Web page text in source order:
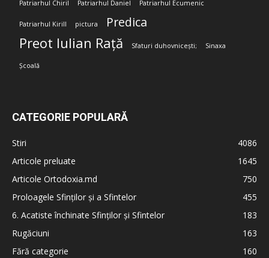
Patriarhul Chiril Patriarhul Daniel Patriarhul Ecumenic
Patriarhul Kirill pictura Predica
Preot Iulian Rață Sfaturi duhovnicești; Sinaxa
Școală
CATEGORIE POPULARĂ
Stiri
4086
Articole preluate
1645
Articole Ortodoxia.md
750
Proloagele Sfinților și a Sfintelor
455
6. Acatiste închinate Sfinților și Sfintelor
183
Rugăciuni
163
Fără categorie
160